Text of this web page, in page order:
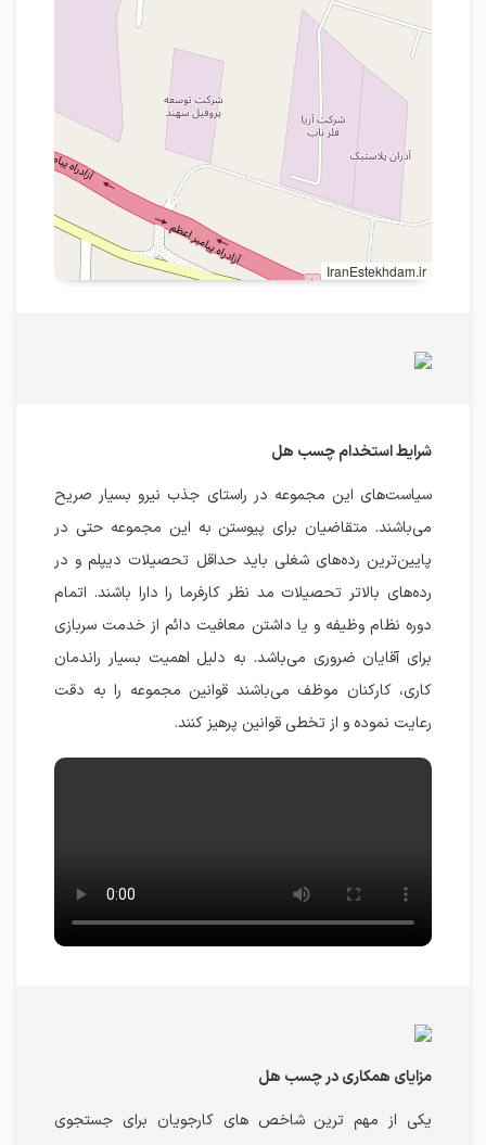
IranEstekhdam.ir
شرایط استخدام چسب هل
سیاست‌های این مجموعه در راستای جذب نیرو بسیار صریح
می‌باشند. متقاضیان برای پیوستن به این مجموعه حتی در
پایین‌ترین رده‌های شغلی باید حداقل تحصیلات دیپلم و در
رده‌های بالاتر تحصیلات مد نظر کارفرما را دارا باشند. اتمام
دوره نظام وظیفه و یا داشتن معافیت دائم از خدمت سربازی
برای آقایان ضروری می‌باشد. به دلیل اهمیت بسیار راندمان
کاری، کارکنان موظف می‌باشند قوانین مجموعه را به دقت
رعایت نموده و از تخطی قوانین پرهیز کنند.
مزایای همکاری در چسب هل
یکی از مهم ترین شاخص های کارجویان برای جستجوی